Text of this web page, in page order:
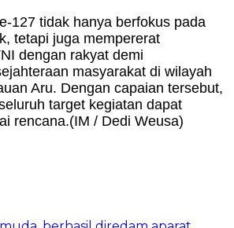
127 tidak hanya berfokus pada
tetapi juga mempererat
dengan rakyat demi
masyarakat di wilayah
Aru. Dengan capaian tersebut,
target kegiatan dapat
rencana.(IM / Dedi Weusa)